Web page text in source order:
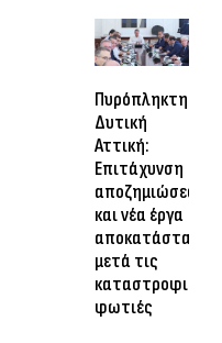
Πυρόπληκτη
Δυτική
Αττική:
Επιτάχυνση
αποζημιώσεων
και νέα έργα
αποκατάστασης
μετά τις
καταστροφικές
φωτιές